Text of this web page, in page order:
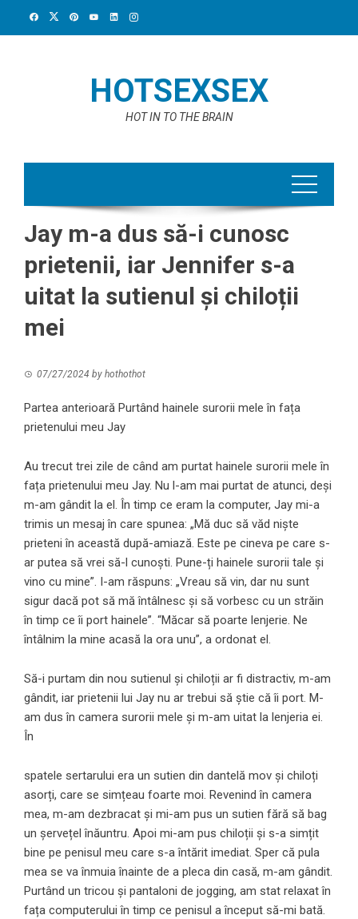
HOTSEXSEX
HOT IN TO THE BRAIN
Jay m-a dus să-i cunosc
prietenii, iar Jennifer s-a
uitat la sutienul și chiloții
mei
07/27/2024 by hothothot
Partea anterioară Purtând hainele surorii mele în fața
prietenului meu Jay
Au trecut trei zile de când am purtat hainele surorii mele în
fața prietenului meu Jay. Nu l-am mai purtat de atunci, deși
m-am gândit la el. În timp ce eram la computer, Jay mi-a
trimis un mesaj în care spunea: „Mă duc să văd niște
prieteni în această după-amiază. Este pe cineva pe care s-
ar putea să vrei să-l cunoști. Pune-ți hainele surorii tale și
vino cu mine”. I-am răspuns: „Vreau să vin, dar nu sunt
sigur dacă pot să mă întâlnesc și să vorbesc cu un străin
în timp ce îi port hainele”. “Măcar să poarte lenjerie. Ne
întâlnim la mine acasă la ora unu”, a ordonat el.
Să-i purtam din nou sutienul și chiloții ar fi distractiv, m-am
gândit, iar prietenii lui Jay nu ar trebui să știe că îi port. M-
am dus în camera surorii mele și m-am uitat la lenjeria ei.
În
spatele sertarului era un sutien din dantelă mov și chiloți
asorți, care se simțeau foarte moi. Revenind în camera
mea, m-am dezbracat și mi-am pus un sutien fără să bag
un șervețel înăuntru. Apoi mi-am pus chiloții și s-a simțit
bine pe penisul meu care s-a întărit imediat. Sper că pula
mea se va înmuia înainte de a pleca din casă, m-am gândit.
Purtând un tricou și pantaloni de jogging, am stat relaxat în
fața computerului în timp ce penisul a început să-mi bată.